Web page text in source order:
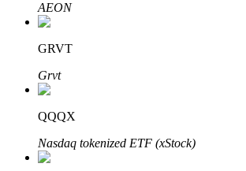
Pelajari tentang mendapatkan penghasilan
Bitrue
AEON
GRVT
Grvt
QQQX
Nasdaq tokenized ETF (xStock)